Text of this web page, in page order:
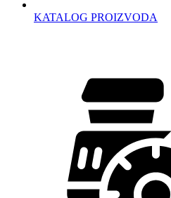
KATALOG PROIZVODA